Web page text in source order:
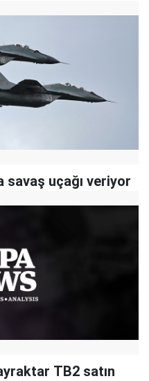
savaş uçağı veriyor
TB2 satın